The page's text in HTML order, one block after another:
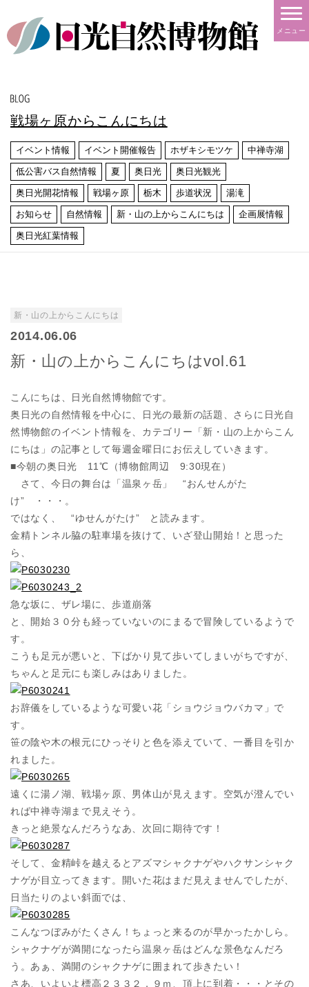
メニュー
戦場ヶ原からこんにちは
イベント情報 イベント開催報告 ホザキシモツケ 中禅寺湖
低公害バス自然情報 夏 奥日光 奥日光観光
奥日光開花情報 戦場ヶ原 栃木 歩道状況 湯滝
お知らせ 自然情報 新・山の上からこんにちは 企画展情報
奥日光紅葉情報
新・山の上からこんにちは
2014.06.06
新・山の上からこんにちはvol.61
こんにちは、日光自然博物館です。
奥日光の自然情報を中心に、日光の最新の話題、さらに日光自
然博物館のイベント情報を、カテゴリー「新・山の上からこん
にちは」の記事として毎週金曜日にお伝えしていきます。
■今朝の奥日光 11℃（博物館周辺 9:30現在）
さて、今日の舞台は「温泉ヶ岳」 “おんせんがた
け” ・・・。
ではなく、 “ゆせんがたけ” と読みます。
金精トンネル脇の駐車場を抜けて、いざ登山開始！と思った
ら、
急な坂に、ザレ場に、歩道崩落
と、開始３０分も経っていないのにまるで冒険しているようで
す。
こうも足元が悪いと、下ばかり見て歩いてしまいがちですが、
ちゃんと足元にも楽しみはありました。
お辞儀をしているような可愛い花「ショウジョウバカマ」で
す。
笹の陰や木の根元にひっそりと色を添えていて、一番目を引か
れました。
遠くに湯ノ湖、戦場ヶ原、男体山が見えます。空気が澄んでい
れば中禅寺湖まで見えそう。
きっと絶景なんだろうなあ、次回に期待です！
そして、金精峠を越えるとアズマシャクナゲやハクサンシャク
ナゲが目立ってきます。開いた花はまだ見えませんでしたが、
日当たりのよい斜面では、
こんなつぼみがたくさん！ちょっと来るのが早かったかしら。
シャクナゲが満開になったら温泉ヶ岳はどんな景色なんだろ
う。あぁ、満開のシャクナゲに囲まれて歩きたい！
さあ、いよいよ標高２３３２．９ｍ、頂上に到着・・・とその